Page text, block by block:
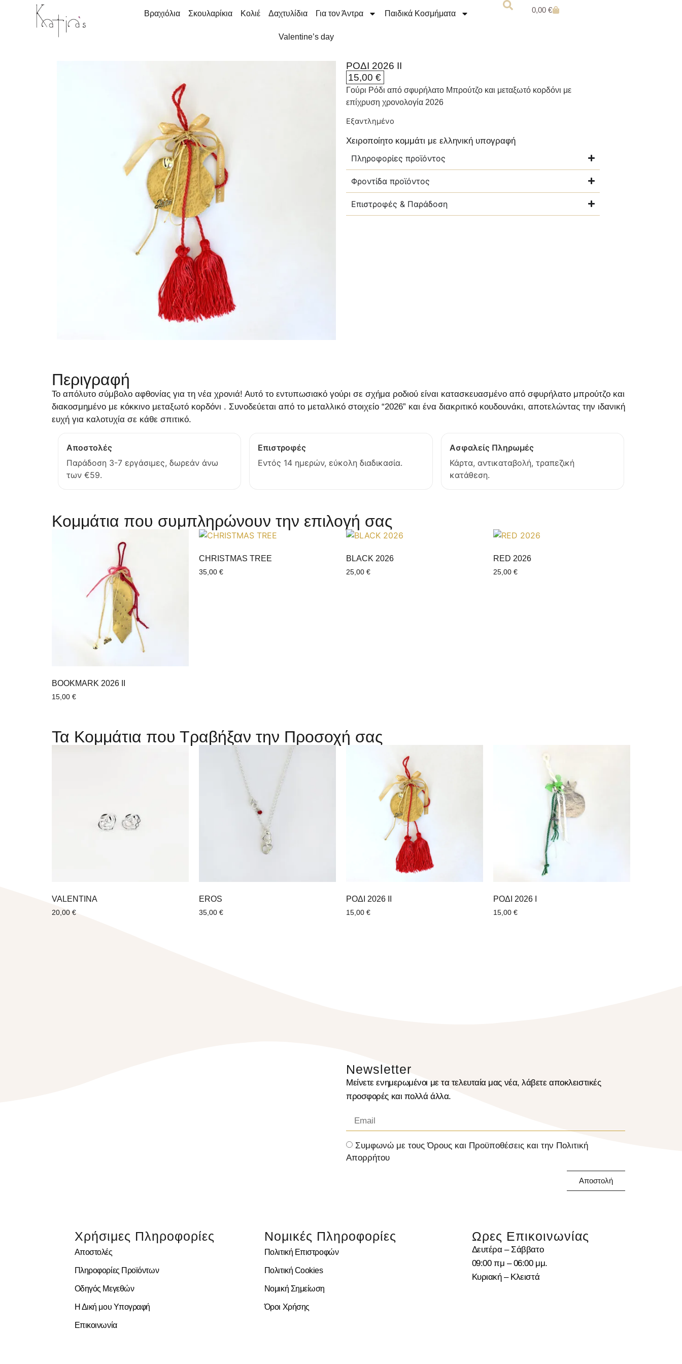
Βραχιόλια Σκουλαρίκια Κολιέ Δαχτυλίδια Για τον Άντρα Παιδικά Κοσμήματα
Valentine’s day
0,00 €
ΡΟΔΙ 2026 ΙI
15,00 €
Γούρι Ρόδι από σφυρήλατο Μπρούτζο και μεταξωτό κορδόνι με
επίχρυση χρονολογία 2026
Εξαντλημένο
Χειροποίητο κομμάτι με ελληνική υπογραφή
Πληροφορίες προϊόντος
Φροντίδα προϊόντος
Επιστροφές & Παράδοση
Περιγραφή
Το απόλυτο σύμβολο αφθονίας για τη νέα χρονιά! Αυτό το εντυπωσιακό γούρι σε σχήμα ροδιού είναι κατασκευασμένο από σφυρήλατο μπρούτζο και
διακοσμημένο με κόκκινο μεταξωτό κορδόνι . Συνοδεύεται από το μεταλλικό στοιχείο “2026” και ένα διακριτικό κουδουνάκι, αποτελώντας την ιδανική
ευχή για καλοτυχία σε κάθε σπιτικό.
Αποστολές
Παράδοση 3-7 εργάσιμες, δωρεάν άνω
των €59.
Επιστροφές
Εντός 14 ημερών, εύκολη διαδικασία.
Ασφαλείς Πληρωμές
Κάρτα, αντικαταβολή, τραπεζική
κατάθεση.
Κομμάτια που συμπληρώνουν την επιλογή σας
BOOKMARK 2026 II
15,00 €
CHRISTMAS TREE
35,00 €
BLACK 2026
25,00 €
RED 2026
25,00 €
Τα Κομμάτια που Τραβήξαν την Προσοχή σας
VALENTINΑ
20,00 €
EROS
35,00 €
ΡΟΔΙ 2026 ΙI
15,00 €
ΡΟΔΙ 2026 Ι
15,00 €
Newsletter
Μείνετε ενημερωμένοι με τα τελευταία μας νέα, λάβετε αποκλειστικές
προσφορές και πολλά άλλα.
Συμφωνώ με τους Όρους και Προϋποθέσεις και την Πολιτική
Απορρήτου
Αποστολή
Χρήσιμες Πληροφορίες
Αποστολές
Πληροφορίες Προϊόντων
Οδηγός Μεγεθών
Η Δική μου Υπογραφή
Επικοινωνία
Νομικές Πληροφορίες
Πολιτική Επιστροφών
Πολιτική Cookies
Νομική Σημείωση
Όροι Χρήσης
Ωρες Επικοινωνίας
Δευτέρα – Σάββατο
09:00 πμ – 06:00 μμ.
Κυριακή – Κλειστά